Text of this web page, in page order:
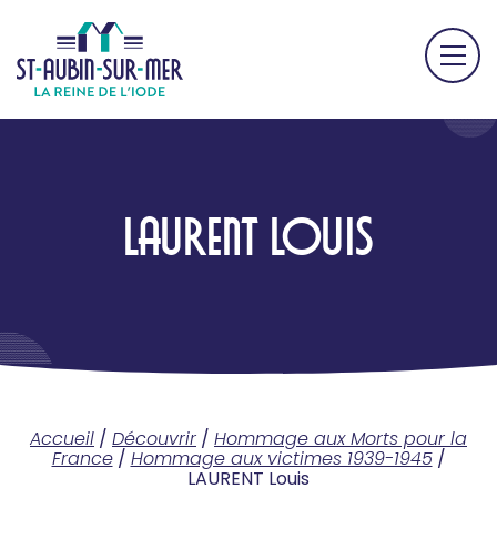
LAURENT LOUIS
Accueil / Découvrir / Hommage aux Morts pour la
France/ Hommage aux victimes 1939-1945/
LAURENT Louis